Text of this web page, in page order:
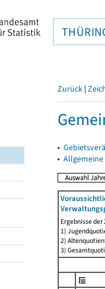
Zurück |
▸
▸
Ergebnisse
1)
2)
3)